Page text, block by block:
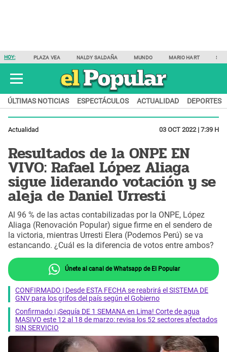
HOY: PLAZA VEA NALDY SALDAÑA MUNDO MARIO HART
ÚLTIMAS NOTICIAS ESPECTÁCULOS ACTUALIDAD DEPORTES
Actualidad 03 OCT 2022 | 7:39 H
Resultados de la ONPE EN
VIVO: Rafael López Aliaga
sigue liderando votación y se
aleja de Daniel Urresti
Al 96 % de las actas contabilizadas por la ONPE, López
Aliaga (Renovación Popular) sigue firme en el sendero de
la victoria, mientras Urresti Elera (Podemos Perú) se va
estancando. ¿Cuál es la diferencia de votos entre ambos?
Únete al canal de Whatsapp de El Popular
CONFIRMADO | Desde ESTA FECHA se reabrirá el SISTEMA DE
GNV para los grifos del país según el Gobierno
Confirmado | ¡Sequía DE 1 SEMANA en Lima! Corte de agua
MASIVO este 12 al 18 de marzo: revisa los 52 sectores afectados
SIN SERVICIO